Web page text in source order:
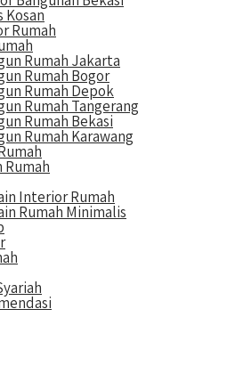
Kosan
Rumah
Rumah Jakarta
Rumah Bogor
Rumah Depok
Rumah Tangerang
Rumah Bekasi
Rumah Karawang
Rumah
Interior Rumah
Rumah Minimalis